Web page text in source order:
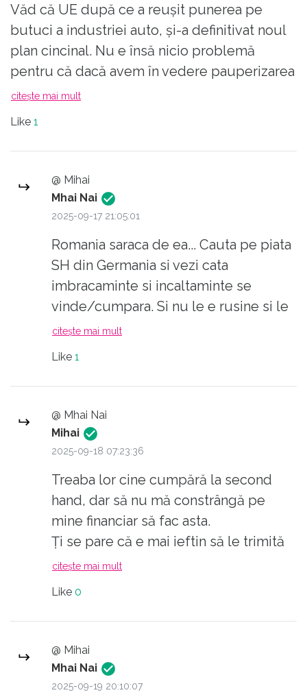
despre o astfel de lege.
Văd că UE după ce a reușit punerea pe
butuci a industriei auto, și-a definitivat noul
plan cincinal. Nu e însă nicio problemă
pentru că dacă avem în vedere pauperizarea
populației, sigur se va reduce consumul și
second hand.
Se pare că nu s-a învățat nimic din ultimele
alegeri și atunci va trebui să transmitem un
mesaj și mai clar.
citește mai mult
Like 1
@ Mihai
Mhai Nai
2025-09-17 21:05:01
Romania saraca de ea... Cauta pe piata
SH din Germania si vezi cata
imbracaminte si incaltaminte se
vinde/cumpara. Si nu le e rusine si le
mai ramane gramada si sa trimita
citește mai mult
Like 1
@ Mhai Nai
Mihai
2025-09-18 07:23:36
Treaba lor cine cumpără la second
hand, dar să nu mă constrângă pe
mine financiar să fac asta.
Ți se pare că e mai ieftin să le trimită
în alte țări decât să scape altcumva de
ulterioară? Mai bine ar avea grijă să nu
se ducă culorile de pe ele. Unele țin
20 de ani, altele 2-3 spălări și alea
separat că altfel ai surprize. Interesant
citește mai mult
Like 0
@ Mihai
Mhai Nai
2025-09-19 20:10:07